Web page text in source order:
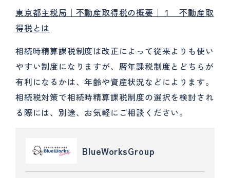
東京都主税局｜不動産取得税の概要｜１ 不動産取
得税とは
相続時精算課税制度は改正によって従来よりも使い
やすい制度になりますが、暦年課税制度とどちらが
有利になるかは、年齢や資産状況などによります。
相続税対策で相続時精算課税制度の選択を検討され
る際には、別途、お気軽にご相談ください。
BlueWorksGroup